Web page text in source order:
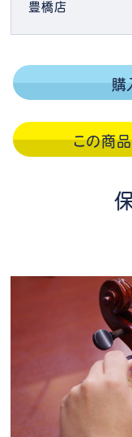
豊橋店
購
この商